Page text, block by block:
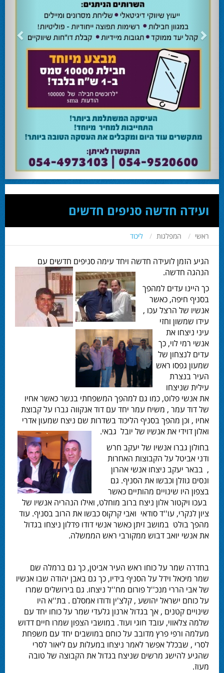
השרה מירי רגב קוראת לבוא ולהצביע ולהשפיע 24.02.24
השרה מירי רגב קוראת לבוא ולהצביע ולהשפיע בבחירות המוניציפליות שיתקיימו ביום
אוהד שגב הפסיד בעכו
עמיחי בן שלוש מקורבו של השר ניר ברקת ניצח את הבחירות בעכו ויכהן כראש העיר.
מחל זכתה במנדט אחד בבאר שבע
עו''ד אמנון כהן שעומד בראש רשימת מחל למועצת העיר זכה במנדט אחד ואילו שמעון
בוקר שהתמודד אף הוא למועצה לא הצליח להיבחר.
המשבר בליכוד העולמי 23.10.24
האם ההסכם של מיקי זוהר מחזק את הימין או השמאל? האם ההסכם חוקי או לא?שמירה
או הדחה? ומה יחליט בעתיד המרכז? עוד שנה בחירות בליכוד העולמי . הכל במגזין
המלא - עמ' 4.
ועידה חדשה סניפים חדשים
ראשי המפלגות ליכוד
הגיע הזמן לועידה חדשה ויחד עימה סניפים חדשים עם
הנהגה חדשה.
כך היינו עדים למהפך
בסניף חיפה, כאשר
אנשיו של הרצל עכו ,
עידו שמשון וחזי
עיני ניצחו את
אנשי רמי לוי, כך
עדים לנצחון של
שמעון גפסו ראש
העיר בנצרת
עילית שניצחו
את אנשי פלוט, כמו גם למהפך המשפחתי בנשר כאשר אחיו
של דוד עמר , משיח עמר יחד עם דוד אנקווה גברו על קבוצת
אחיו , וכן מהפך בסניף הליכוד בשדרות שם ניצח שמעון אדרי
ואלון דוידי את אנשיו של יובל גבאי.
בחולון גברו אנשיו של יעקב חרש
ודני אביטל על הקבוצות האחרות
, בבאר יעקב ניצחו אנשי אהרון
ונסים גוזלן וכבשו את הסניף. גם
בצפון היו שינויים מהותיים כאשר
בעכו ויקטור אלון ניצח ברוב מוחלט, ואילו הנהריה אנשיו של
ציון לנקרי, עו''ד סודאי ואבי קרקוס כבשו את הרוב בסניף. עוד
מהפך בולט במושב זיתן כאשר אנשי דודו פדלון ניצחו בגדול
את אנשי יואב דבוש ממקורבי ראש הממשלה.
בחדרה שמר על כוחו ראש העיר אביטן, כך גם ברמלה שם
שמר מיכאל וידל על הסניף בידיו, כך גם באבן יהודה שבו אנשיו
של אבי הררי מנכ''ל פורום מח''ל ניצחו. גם בירושלים שמרו
על כוחם ישראל יהושע , קלצ'ין ודודו אמסלם . בת''א היו
שינויים קטנים , אך בגדול ארנון גלעדי שמר על כוחו יחד עם
שלמה צלאווי, עובד חוגי ועוד. במושבי הצפון שמרו חיים דדוש
מעלמה ורפי פרץ מדובב על כוחם במושבים יחד עם משפחת
לסרי , שבכלל אפשר לאמר ניצחו במעלות עם ליאור לסרי
שהגיע להישג מרשים שניצח בגדול את הקבוצה של טובה
מעוז.